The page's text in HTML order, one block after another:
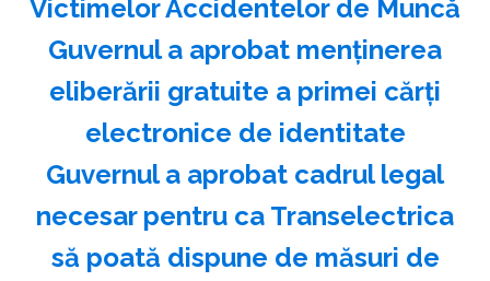
Victimelor Accidentelor de Muncă
Guvernul a aprobat menţinerea
eliberării gratuite a primei cărţi
electronice de identitate
Guvernul a aprobat cadrul legal
necesar pentru ca Transelectrica
să poată dispune de măsuri de